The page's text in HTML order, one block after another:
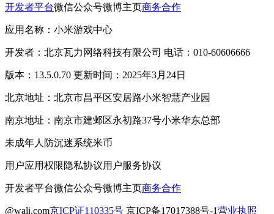
开发者平台微信公众号微博主页商务合作
应用名称：小米游戏中心
开发者：北京瓦力网络科技有限公司 电话：010-60606666
版本：13.5.0.70 更新时间：2025年3月24日
北京地址：北京市昌平区安居路小米智慧产业园
南京地址：南京市建邺区永初路37号小米华东总部
未成年人防沉迷系统米币
用户应用权限隐私协议用户服务协议
开发者平台微信公众号微博主页商务合作
@wali.com京ICP证110335号 京ICP备17017388号-1营业执照